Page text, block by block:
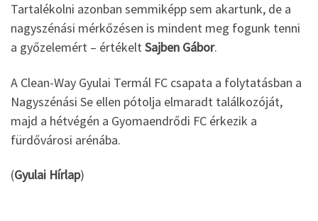
Tartalékolni azonban semmiképp sem akartunk, de a
nagyszénási mérkőzésen is mindent meg fogunk tenni
a győzelemért – értékeltSajben Gábor.
A Clean-Way Gyulai Termál FC csapata a folytatásban a
Nagyszénási Se ellen pótolja elmaradt találkozóját,
majd a hétvégén a Gyomaendrődi FC érkezik a
fürdővárosi arénába.
(Gyulai Hírlap)